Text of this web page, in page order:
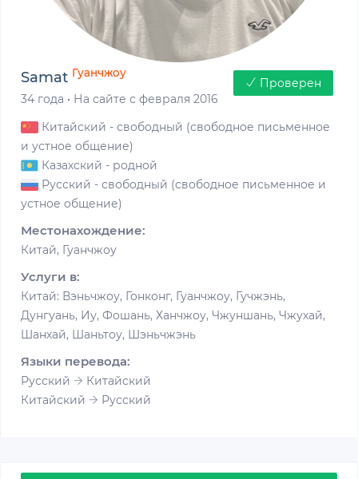
Проверен
Samat Гуанчжоу
34 года · На сайте с февраля 2016
Китайский - свободный (свободное письменное
и устное общение)
Казахский - родной
Русский - свободный (свободное письменное и
устное общение)
Местонахождение:
Китай, Гуанчжоу
Услуги в:
Китай: Вэньчжоу, Гонконг, Гуанчжоу, Гучжэнь,
Дунгуань, Иу, Фошань, Ханчжоу, Чжуншань, Чжухай,
Шанхай, Шаньтоу, Шэньчжэнь
Языки перевода:
Русский
Китайский
Китайский
Русский